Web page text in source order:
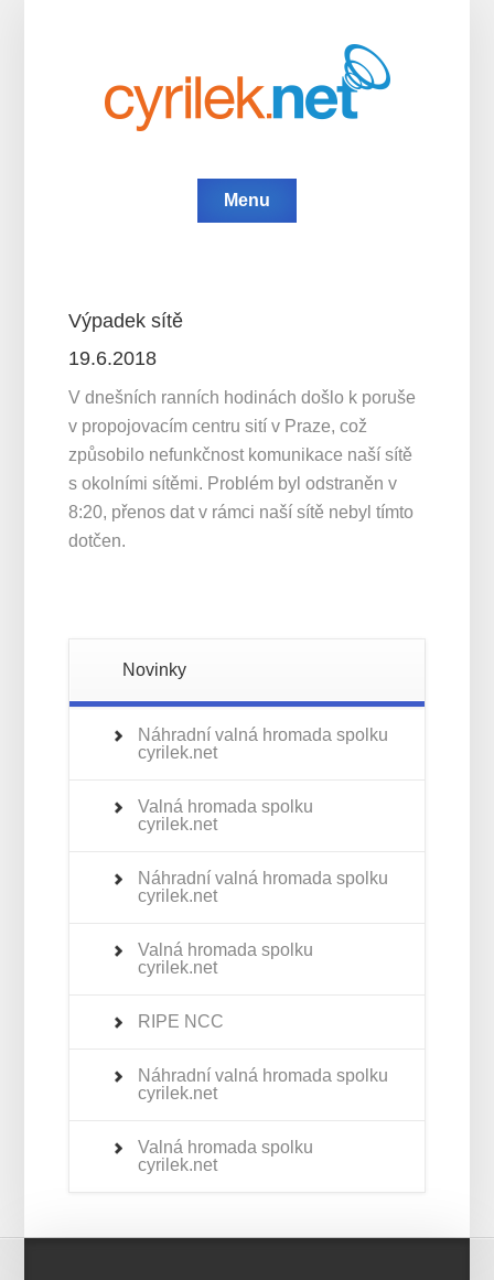
Menu
Výpadek sítě
19.6.2018
V dnešních ranních hodinách došlo k poruše
v propojovacím centru sití v Praze, což
způsobilo nefunkčnost komunikace naší sítě
s okolními sítěmi. Problém byl odstraněn v
8:20, přenos dat v rámci naší sítě nebyl tímto
dotčen.
Novinky
Náhradní valná hromada spolku
cyrilek.net
Valná hromada spolku
cyrilek.net
Náhradní valná hromada spolku
cyrilek.net
Valná hromada spolku
cyrilek.net
RIPE NCC
Náhradní valná hromada spolku
cyrilek.net
Valná hromada spolku
cyrilek.net